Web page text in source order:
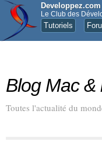
Developpez.com
Le Club des
Tutoriels
Blog Mac
Toutes l'actualité du